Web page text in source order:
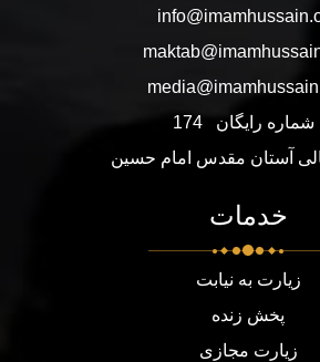
شماره رایگان
174
آستان مقدس امام حسین
خدمات
زیارت به نیابت
پخش زنده
زیارت مجازی